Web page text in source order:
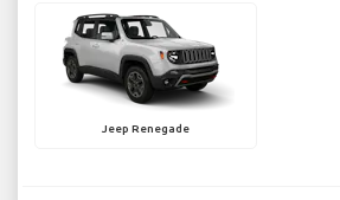
Jeep Renegade